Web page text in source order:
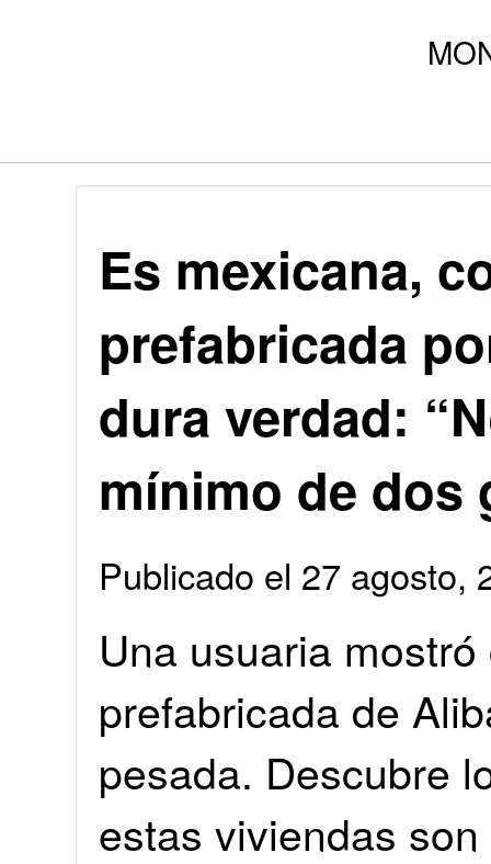
Es mexicana,
prefabricada
dura verdad:
mínimo de dos
Publicado el 27 agosto,
Una usuaria
prefabricada de
pesada. Descubre
estas viviendas